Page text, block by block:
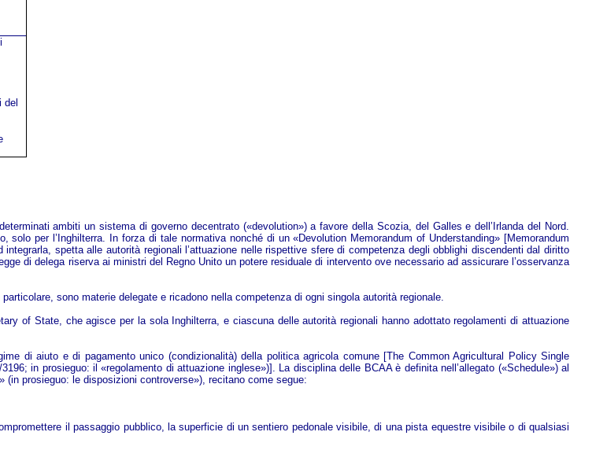
del
ambiti un sistema di governo decentrato («devolution») a favore della Scozia, del Galles e dell’Irlanda del Nord.
per l’Inghilterra. In forza di tale normativa nonché di un «Devolution Memorandum of Understanding» [Memorandum
spetta alle autorità regionali l’attuazione nelle rispettive sfere di competenza degli obblighi discendenti dal diritto
di delega riserva ai ministri del Regno Unito un potere residuale di intervento ove necessario ad assicurare l’osservanza
sono materie delegate e ricadono nella competenza di ogni singola autorità regionale.
of State, che agisce per la sola Inghilterra, e ciascuna delle autorità regionali hanno adottato regolamenti di attuazione
di aiuto e di pagamento unico (condizionalità) della politica agricola comune [The Common Agricultural Policy Single
in prosieguo: il «regolamento di attuazione inglese»)]. La disciplina delle BCAA è definita nell’allegato («Schedule») al
prosieguo: le disposizioni controverse»), recitano come segue:
il passaggio pubblico, la superficie di un sentiero pedonale visibile, di una pista equestre visibile o di qualsiasi